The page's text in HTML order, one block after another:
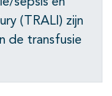
(TRALI) zijn
de transfusie